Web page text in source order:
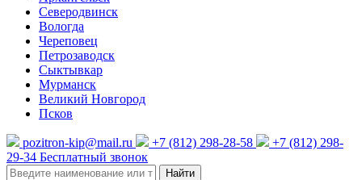
Северодвинск
Вологда
Череповец
Петрозаводск
Сыктывкар
Мурманск
Великий Новгород
Псков
pozitron-kip@mail.ru +7 (812) 298-28-58
+7 (812) 298-
29-34 Бесплатный звонок
Найти